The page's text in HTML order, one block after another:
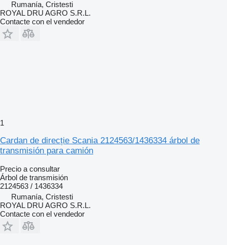
Rumanía, Cristesti
ROYAL DRU AGRO S.R.L.
Contacte con el vendedor
1
Cardan de direcție Scania 2124563/1436334 árbol de
transmisión para camión
Precio a consultar
Árbol de transmisión
2124563 / 1436334
Rumanía, Cristesti
ROYAL DRU AGRO S.R.L.
Contacte con el vendedor